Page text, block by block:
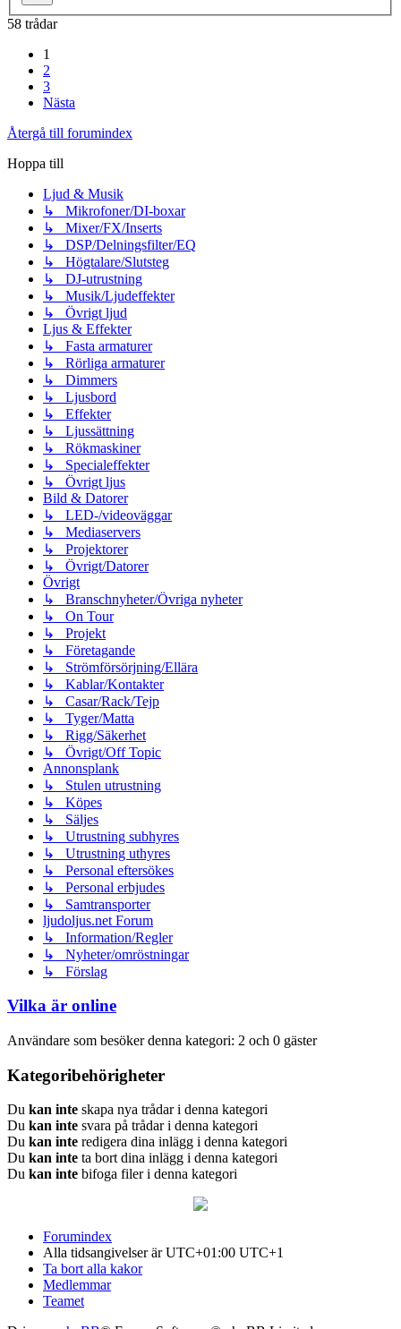
58 trådar
1
2
3
Nästa
Återgå till forumindex
Hoppa till
Ljud & Musik
↳ Mikrofoner/DI-boxar
↳ Mixer/FX/Inserts
↳ DSP/Delningsfilter/EQ
↳ Högtalare/Slutsteg
↳ DJ-utrustning
↳ Musik/Ljudeffekter
↳ Övrigt ljud
Ljus & Effekter
↳ Fasta armaturer
↳ Rörliga armaturer
↳ Dimmers
↳ Ljusbord
↳ Effekter
↳ Ljussättning
↳ Rökmaskiner
↳ Specialeffekter
↳ Övrigt ljus
Bild & Datorer
↳ LED-/videoväggar
↳ Mediaservers
↳ Projektorer
↳ Övrigt/Datorer
Övrigt
↳ Branschnyheter/Övriga nyheter
↳ On Tour
↳ Projekt
↳ Företagande
↳ Strömförsörjning/Ellära
↳ Kablar/Kontakter
↳ Casar/Rack/Tejp
↳ Tyger/Matta
↳ Rigg/Säkerhet
↳ Övrigt/Off Topic
Annonsplank
↳ Stulen utrustning
↳ Köpes
↳ Säljes
↳ Utrustning subhyres
↳ Utrustning uthyres
↳ Personal eftersökes
↳ Personal erbjudes
↳ Samtransporter
ljudoljus.net Forum
↳ Information/Regler
↳ Nyheter/omröstningar
↳ Förslag
Vilka är online
Användare som besöker denna kategori: 2 och 0 gäster
Kategoribehörigheter
Du kan inte skapa nya trådar i denna kategori
Du kan inte svara på trådar i denna kategori
Du kan inte redigera dina inlägg i denna kategori
Du kan inte ta bort dina inlägg i denna kategori
Du kan inte bifoga filer i denna kategori
Forumindex
Alla tidsangivelser är UTC+01:00 UTC+1
Ta bort alla kakor
Medlemmar
Teamet